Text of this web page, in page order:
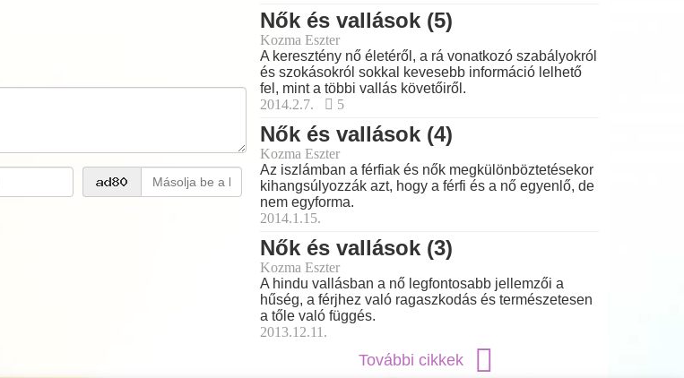
Nők és vallások (5)
Kozma Eszter
A keresztény nő életéről, a rá vonatkozó szabályokról
és szokásokról sokkal kevesebb információ lelhető
fel, mint a többi vallás követőiről.
2014.2.7.
5
Nők és vallások (4)
Kozma Eszter
Az iszlámban a férfiak és nők megkülönböztetésekor
kihangsúlyozzák azt, hogy a férfi és a nő egyenlő, de
nem egyforma.
2014.1.15.
Nők és vallások (3)
Kozma Eszter
A hindu vallásban a nő legfontosabb jellemzői a
hűség, a férjhez való ragaszkodás és természetesen
a tőle való függés.
2013.12.11.
További cikkek